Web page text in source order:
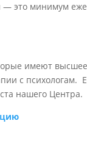
это минимум
имеют
с психологам.
нашего Центра.